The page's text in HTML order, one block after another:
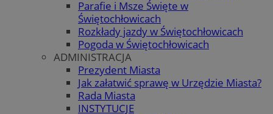
Parafie i Msze Święte w
Świętochłowicach
Rozkłady jazdy w Świętochłowicach
Pogoda w Świętochłowicach
ADMINISTRACJA
Prezydent Miasta
Jak załatwić sprawę w Urzędzie Miasta?
Rada Miasta
INSTYTUCJE